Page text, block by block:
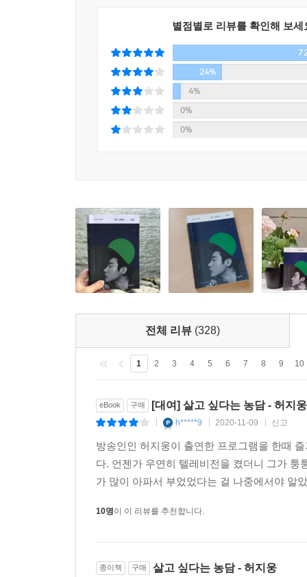
삶에 있어 큰 사고라고 할 만한 최근의 일을 통
두께는 혼자서 살아남기 위해 반드시 그래야만
의미하다. 어떻게 해도 서로의 말이 닿기에는 너
--- p.106~107, 「믿지 않고, 기대하지 않던 나의
자기 삶이 애틋하지 않은 사람은 없다. 누구나 자
되지 않는다. 평가하는 사람의 기분에 따라 결정
기댈 수 있는 신적 존재도, 제도적 안전장치도 없
는다. 서로를 가장 잘 이해할 수 있을 법한 사람들
감과 이해보다 질타와 선 긋기를 우선하기 마련이
랫동안 혼자 힘으로 살아남은 탓에, 타인의 도움을
끝까지 버티고 싸우되 피폐하고 곤궁한 마음을
위해 일어선 사람들 사이의 선한 의도와 행동 그
다.
그렇게 생각한다.
--- p.162~163, 「스스로 구제할 방법을 찾는 사람
제노모프는 영화 역사상 가장 성공적인 괴물이다
다. 모든 괴물이 성공하는 건 아니다. 실패한 괴
똑같이 피해갈 수 없는 게 있다. 실제 괴물을 연
했다. 그렇다. 거기 사람이 있었다.
나 사랑했지만 누구도 알지 못하는 사람들. 기록
메일의 양이 너무 많아지자 고민 사연을 들어
중요한 해법으로 찾은 것은 바로 ‘불행을 인정하는
고통 없는 삶은 없듯이, 불행하지 않은 사람도
불행한 현실 탓에 나만 이렇게 억울한 상황에 놓
“불행은 설국열차 머리칸의 악당들이 아니라 열
있는 사람으로 하여금 상황과 자신을 분리할 수
최소한의 공간적, 시간적 거리를 두고 사건을 바
정말 무슨 일이 벌어진 건지, 내가 무엇을 했고 무
불행이 있다면, 거기 반드시 희망도 함께 있다
저자는 2부와 3부에서 다양한 영화 속 인물과
흘러가는지를 보여준다. 미국 대통령 자리에까
1890년대 아일랜드의 천재 작가로 최고의 인기
들려주는 이야기를 따라가다 보면, 불행과 피해
불행한 일들 때문에 불행해지는 것이 아니라, 불
“매우 운이 좋은 소수를 제외하면 여러분은 노
알아봐주길 갈망할 것이다. 나를 제외한 다른 사
괴물이 되는 건 시간문제다. 평가에 잠식되어서
별점별로 리뷰를 확인해 보세
24%
4%
0%
0%
전체 리뷰 (328)
1 2 3 4 5 6 7 8 9 10
eBook 구매 [대여] 살고 싶다는 농담 - 허지웅
h*****9 2020-11-09 신고
방송인인 허지웅이 출연한 프로그램을 한때
다. 언젠가 우연히 텔레비전을 켰더니 그가
가 많이 아파서 부었었다는 걸 나중에서야 알
10명이 이 리뷰를 추천합니다.
종이책 구매 살고 싶다는 농담 - 허지웅